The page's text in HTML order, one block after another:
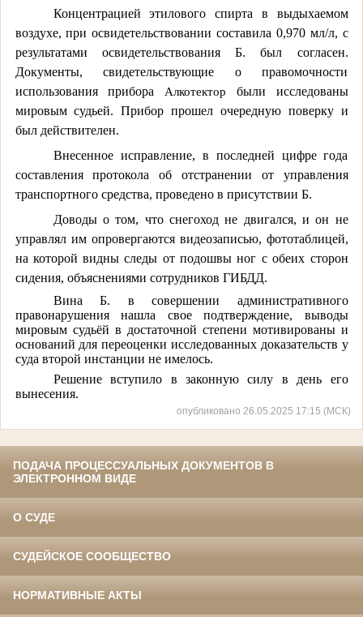
Концентрацией этилового спирта в выдыхаемом
воздухе, при освидетельствовании составила 0,970 мл/л, с
результатами освидетельствования Б. был согласен.
Документы, свидетельствующие о правомочности
использования прибора Алкотектор были исследованы
мировым судьей. Прибор прошел очередную поверку и
был действителен.
Внесенное исправление, в последней цифре года
составления протокола об отстранении от управления
транспортного средства, проведено в присутствии Б.
Доводы о том, что снегоход не двигался, и он не
управлял им опровергаются видеозаписью, фототаблицей,
на которой видны следы от подошвы ног с обеих сторон
сидения, объяснениями сотрудников ГИБДД.
Вина Б. в совершении административного
правонарушения нашла свое подтверждение, выводы
мировым судьёй в достаточной степени мотивированы и
оснований для переоценки исследованных доказательств у
суда второй инстанции не имелось.
Решение вступило в законную силу в день его
вынесения.
опубликовано 26.05.2025 17:15 (МСК)
ПОДАЧА ПРОЦЕССУАЛЬНЫХ ДОКУМЕНТОВ В
ЭЛЕКТРОННОМ ВИДЕ
О СУДЕ
СУДЕЙСКОЕ СООБЩЕСТВО
НОРМАТИВНЫЕ АКТЫ